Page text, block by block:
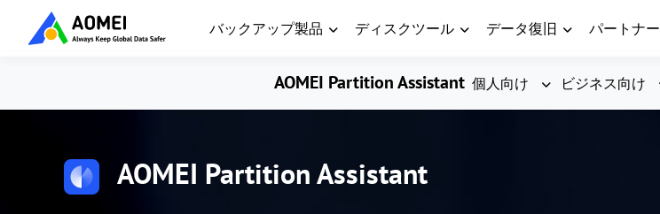
バックアップ製品 ディスクツール データ復旧 パートナー
AOMEI Partition Assistant 個人向け ビジネス向け
AOMEI Partition Assistant